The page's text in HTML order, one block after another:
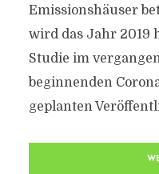
Emissionshäuser
wird das Jahr 2019
Studie im
beginnenden
geplanten